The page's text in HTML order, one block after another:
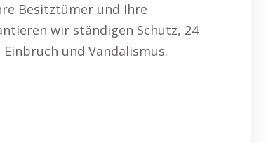
Besitztümer und Ihre
wir ständigen Schutz, 24
und Vandalismus.